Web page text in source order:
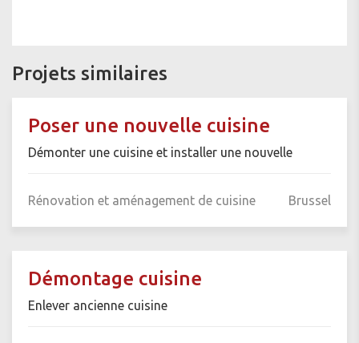
Projets similaires
Poser une nouvelle cuisine
Démonter une cuisine et installer une nouvelle
Rénovation et aménagement de cuisine Brussel
Démontage cuisine
Enlever ancienne cuisine